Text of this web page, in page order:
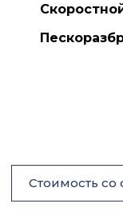
Стоимость со